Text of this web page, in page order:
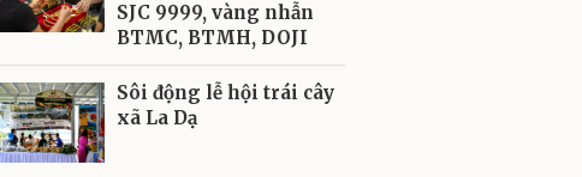
SJC 9999, vàng nhẫn
BTMC, BTMH, DOJI
Sôi động lễ hội trái cây
xã La Dạ